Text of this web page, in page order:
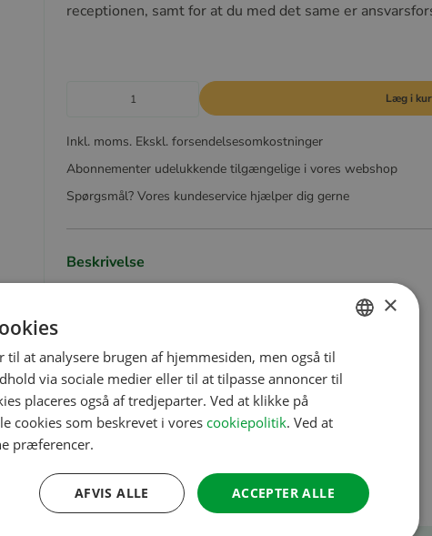
receptionen, samt for at du med det same er
Læg i
Inkl. moms. Ekskl. forsendelsesomkostninger
Abonnementer udelukkende tilgængelige i vores webshop
Spørgsmål? Vores kundeservice hjælper dig gerne
Beskrivelse
ENGLISH
ITALIAN
DANISH
×
til at analysere brugen af hjemmesiden, men også til
via sociale medier eller til at tilpasse annoncer til
placeres også af tredjeparter. Ved at klikke på
cookies som beskrevet i vores cookiepolitik. Ved at
præferencer.
ACCEPTER ALLE
AFVIS ALLE